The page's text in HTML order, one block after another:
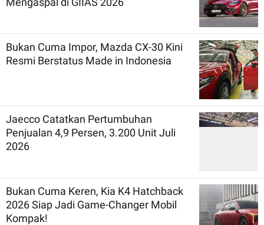
Bukan Cuma Impor, Mazda CX-30 Kini
Resmi Berstatus Made in Indonesia
Jaecco Catatkan Pertumbuhan
Penjualan 4,9 Persen, 3.200 Unit Juli
2026
Bukan Cuma Keren, Kia K4 Hatchback
2026 Siap Jadi Game-Changer Mobil
Kompak!